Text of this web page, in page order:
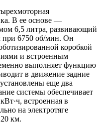
В ее основе —
6,5 литра, развивающий
при 6750 об/мин. Он
коробкой
и встроенным
выполняет функцию
в движение задние
еще два
системы обеспечивает
встроенная в
на электротяге
км.